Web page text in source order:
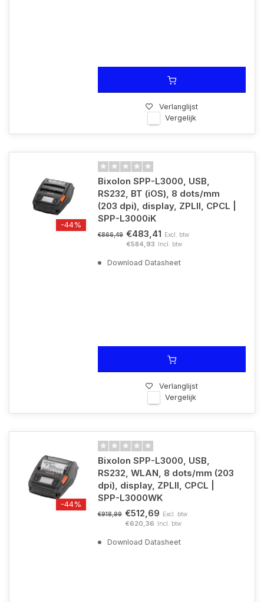
Verlanglijst
Vergelijk
-44%
Bixolon SPP-L3000, USB,
RS232, BT (iOS), 8 dots/mm
(203 dpi), display, ZPLII, CPCL |
SPP-L3000iK
€866,49 €483,41 Excl. btw
€584,93 Incl. btw
Download Datasheet
Verlanglijst
Vergelijk
-44%
Bixolon SPP-L3000, USB,
RS232, WLAN, 8 dots/mm (203
dpi), display, ZPLII, CPCL |
SPP-L3000WK
€918,99 €512,69 Excl. btw
€620,36 Incl. btw
Download Datasheet